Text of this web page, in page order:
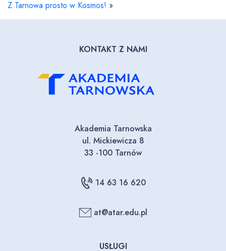
Z Tarnowa prosto w Kosmos! »
KONTAKT Z NAMI
Akademia Tarnowska
ul. Mickiewicza 8
33 -100 Tarnów
14 63 16 620
at@atar.edu.pl
USŁUGI